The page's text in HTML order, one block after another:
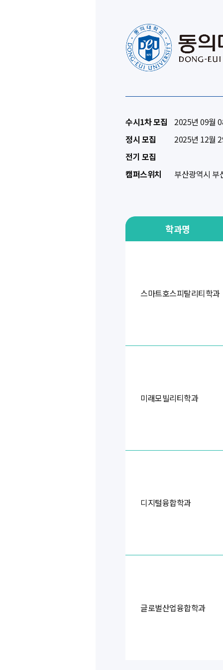
수시1차 모집
2025년 09월
정시 모집
2025년 12월
전기 모집
캠퍼스위치
부산광역시 부
학과명
스마트호스피탈리티학과
미래모빌리티학과
디지털융합학과
글로벌산업융합학과